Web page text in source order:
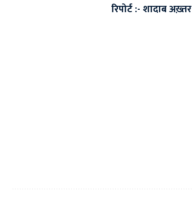
रिपोर्ट :- शादाब अख़्तर